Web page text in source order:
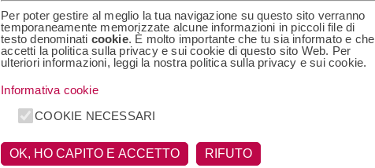
Per poter gestire al meglio la tua navigazione su questo sito verranno
temporaneamente memorizzate alcune informazioni in piccoli file di
testo denominati cookie. È molto importante che tu sia informato e che
accetti la politica sulla privacy e sui cookie di questo sito Web. Per
ulteriori informazioni, leggi la nostra politica sulla privacy e sui cookie.
Informativa cookie
COOKIE NECESSARI
OK, HO CAPITO E ACCETTO RIFUTO